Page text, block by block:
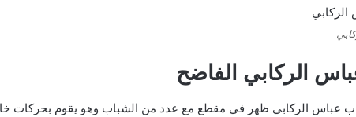
الركابي الفاضح
عباس الركابي ظهر في مقطع مع عدد من الشباب وهو يقوم بحركات